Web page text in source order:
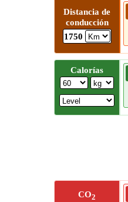
Distancia de
conducción
1750
Calorías
CO2